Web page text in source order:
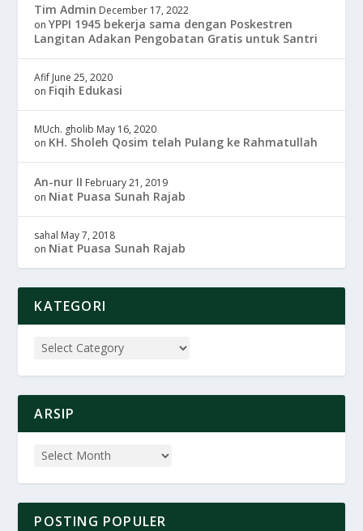
Tim Admin December 17, 2022
onYPPI 1945 bekerja sama dengan Poskestren
Langitan Adakan Pengobatan Gratis untuk Santri
Afif June 25, 2020
on Fiqih Edukasi
MUch. gholib May 16, 2020
on KH. Sholeh Qosim telah Pulang ke Rahmatullah
An-nur II February 21, 2019
on Niat Puasa Sunah Rajab
sahal May 7, 2018
on Niat Puasa Sunah Rajab
KATEGORI
ARSIP
POSTING POPULER